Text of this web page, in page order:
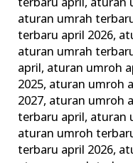
terbaru april, aturan
aturan umrah
terbaru april 2026,
aturan umrah
april, aturan umroh
2025, aturan umroh
2027, aturan umroh
terbaru april, aturan
aturan umroh
terbaru april 2026,
dan
Tips
Memilih
Agen
Travel
Terbaik